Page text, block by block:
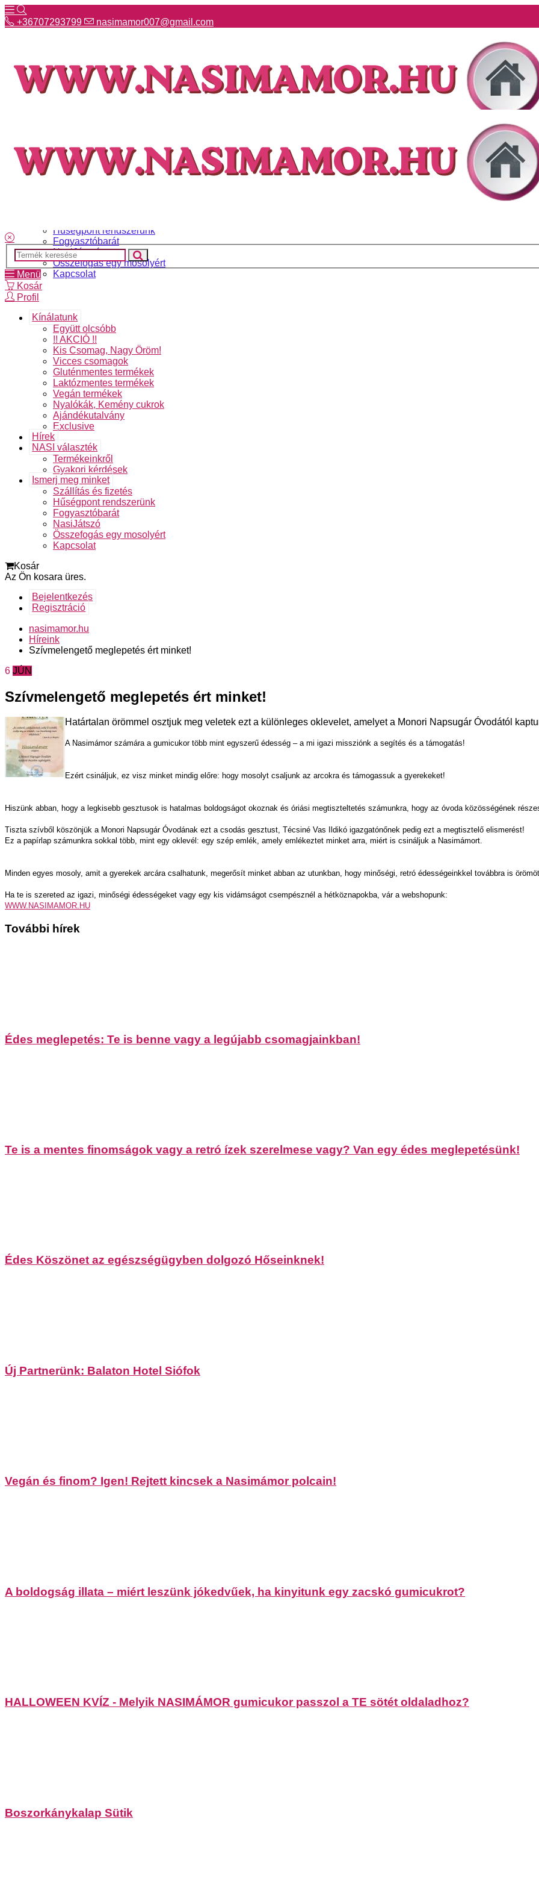
+36707293799 nasimamor007@gmail.com
Hírek
NASI választék
Hűségpont rendszerünk
Fogyasztóbarát
NasiJátszó
Összefogás egy mosolyért
Kapcsolat
Menü
Kosár
Profil
Kínálatunk
Együtt olcsóbb
!! AKCIÓ !!
Kis Csomag, Nagy Öröm!
Vicces csomagok
Gluténmentes termékek
Laktózmentes termékek
Vegán termékek
Nyalókák, Kemény cukrok
Ajándékutalvány
Exclusive
Hírek
NASI választék
Termékeinkről
Gyakori kérdések
Ismerj meg minket
Szállítás és fizetés
Hűségpont rendszerünk
Fogyasztóbarát
NasiJátszó
Összefogás egy mosolyért
Kapcsolat
Kosár
Az Ön kosara üres.
Bejelentkezés
Regisztráció
nasimamor.hu
Híreink
Szívmelengető meglepetés ért minket!
6 JÚN
Szívmelengető meglepetés ért minket!
Határtalan örömmel osztjuk meg veletek ezt a különleges oklevelet, amelyet a Monori Napsugár Óvodától
A Nasimámor számára a gumicukor több mint egyszerű édesség – a mi igazi missziónk a segítés és a támogatás!
Ezért csináljuk, ez visz minket mindig előre: hogy mosolyt csaljunk az arcokra és támogassuk a gyerekeket!
Hiszünk abban, hogy a legkisebb gesztusok is hatalmas boldogságot okoznak és óriási megtiszteltetés számunkra, hogy az óvoda közösségének
Tiszta szívből köszönjük a Monori Napsugár Óvodának ezt a csodás gesztust, Técsiné Vas Ildikó igazgatónőnek pedig ezt a megtisztelő elismerést!
Ez a papírlap számunkra sokkal több, mint egy oklevél: egy szép emlék, amely emlékeztet minket arra, miért is csináljuk a Nasimámort.
Minden egyes mosoly, amit a gyerekek arcára csalhatunk, megerősít minket abban az utunkban, hogy minőségi, retró édességeinkkel továbbra is
Ha te is szereted az igazi, minőségi édességeket vagy egy kis vidámságot csempésznél a hétköznapokba, vár a webshopunk:
WWW.NASIMAMOR.HU
További hírek
Édes meglepetés: Te is benne vagy a legújabb csomagjainkban!
Te is a mentes finomságok vagy a retró ízek szerelmese vagy? Van egy édes meglepetésünk!
Édes Köszönet az egészségügyben dolgozó Hőseinknek!
Új Partnerünk: Balaton Hotel Siófok
Vegán és finom? Igen! Rejtett kincsek a Nasimámor polcain!
A boldogság illata – miért leszünk jókedvűek, ha kinyitunk egy zacskó gumicukrot?
HALLOWEEN KVÍZ - Melyik NASIMÁMOR gumicukor passzol a TE sötét oldaladhoz?
Boszorkánykalap Sütik